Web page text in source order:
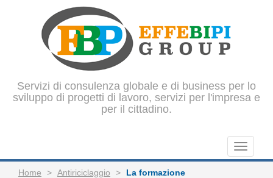
Servizi di consulenza globale e di business per lo
sviluppo di progetti di lavoro, servizi per l'impresa e
per il cittadino.
Apri
menu
Home
Antiriciclaggio La formazione